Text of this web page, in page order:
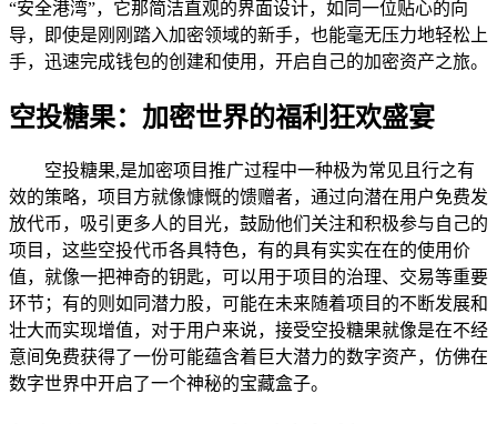
“安全港湾”，它那简洁直观的界面设计，如同一位贴心的向
导，即使是刚刚踏入加密领域的新手，也能毫无压力地轻松上
手，迅速完成钱包的创建和使用，开启自己的加密资产之旅。
空投糖果：加密世界的福利狂欢盛宴
空投糖果,是加密项目推广过程中一种极为常见且行之有
效的策略，项目方就像慷慨的馈赠者，通过向潜在用户免费发
放代币，吸引更多人的目光，鼓励他们关注和积极参与自己的
项目，这些空投代币各具特色，有的具有实实在在的使用价
值，就像一把神奇的钥匙，可以用于项目的治理、交易等重要
环节；有的则如同潜力股，可能在未来随着项目的不断发展和
壮大而实现增值，对于用户来说，接受空投糖果就像是在不经
意间免费获得了一份可能蕴含着巨大潜力的数字资产，仿佛在
数字世界中开启了一个神秘的宝藏盒子。